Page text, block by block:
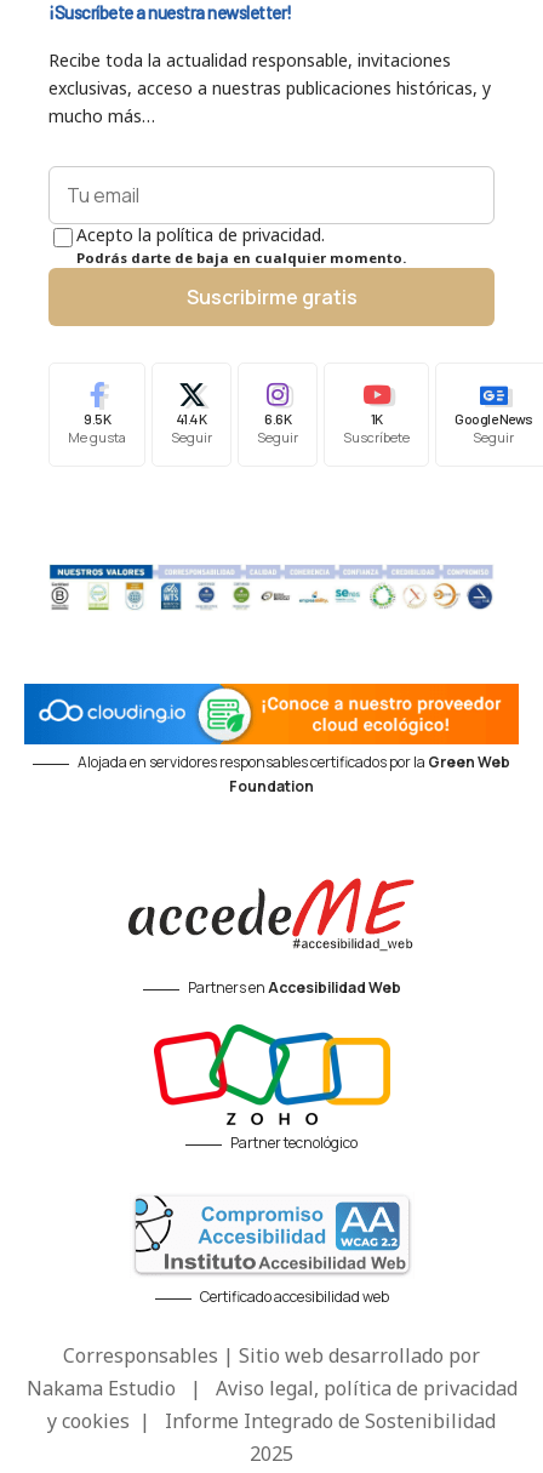
¡Suscríbete a nuestra newsletter!
Recibe toda la actualidad responsable, invitaciones
exclusivas, acceso a nuestras publicaciones históricas, y
mucho más…
Acepto la política de privacidad.
Podrás darte de baja en cualquier momento.
Suscribirme gratis
9.5K
Me gusta
41.4K
Seguir
6.6K
Seguir
1K
Suscríbete
Google News
Seguir
Alojada en servidores responsables certificados por la Green Web
Foundation
Partners enAccesibilidad Web
Partner tecnológico
Certificado accesibilidad web
Corresponsables | Sitio web desarrollado por
Nakama Estudio | Aviso legal, política de privacidad
y cookies | Informe Integrado de Sostenibilidad
2025